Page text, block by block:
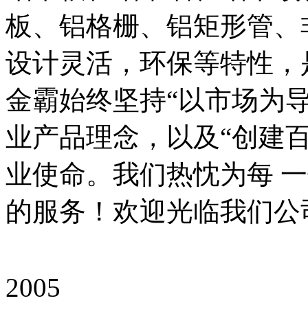
板、铝格栅、铝矩形管
设计灵活，环保等特性
金霸始终坚持“以市场为
业产品理念，以及“创建
业使命。我们热忱为每
的服务！欢迎光临我们
2005